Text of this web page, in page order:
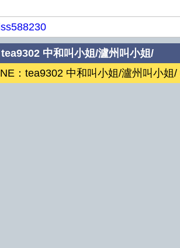
中和叫小姐/瀘州叫小姐/
：tea9302 中和叫小姐/瀘州叫小姐/